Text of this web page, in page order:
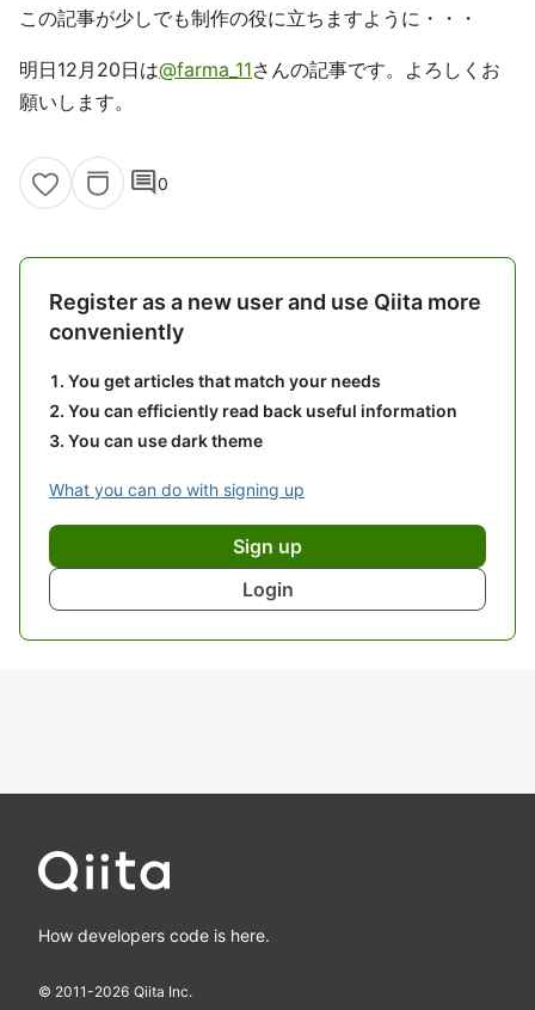
この記事が少しでも制作の役に立ちますように・・・
明日12月20日は@farma_11さんの記事です。よろしくお
願いします。
comment0
Register as a new user and use Qiita more
conveniently
You get articles that match your needs
You can efficiently read back useful information
You can use dark theme
What you can do with signing up
Sign up
Login
How developers code is here.
© 2011-2026 Qiita Inc.